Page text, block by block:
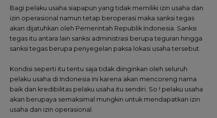
Bagi pelaku usaha siapapun yang tidak memiliki izin usaha dan
izin operasional namun tetap beroperasi maka sanksi tegas
akan dijatuhkan oleh Pemerintah Republik Indonesia. Sanksi
tegas itu antara lain sanksi administrasi berupa teguran hingga
sanksi tegas berupa penyegelan paksa lokasi usaha tersebut.
Kondisi seperti itu tentu saja tidak diinginkan oleh seluruh
pelaku usaha di Indonesia ini karena akan mencoreng nama
baik dan kredibilitas pelaku usaha itu sendiri. So ! pelaku usaha
akan berupaya semaksimal mungkin untuk mendapatkan izin
usaha dan izin operasional.